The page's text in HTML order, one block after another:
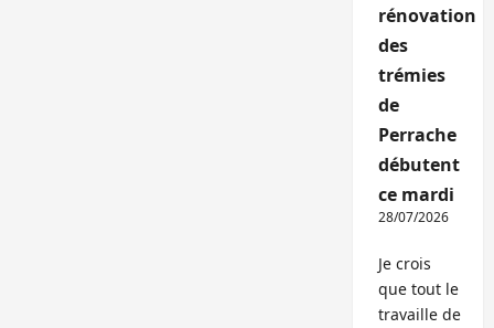
rénovation
des
trémies
de
Perrache
débutent
ce mardi
28/07/2026
Je crois
que tout le
travaille de